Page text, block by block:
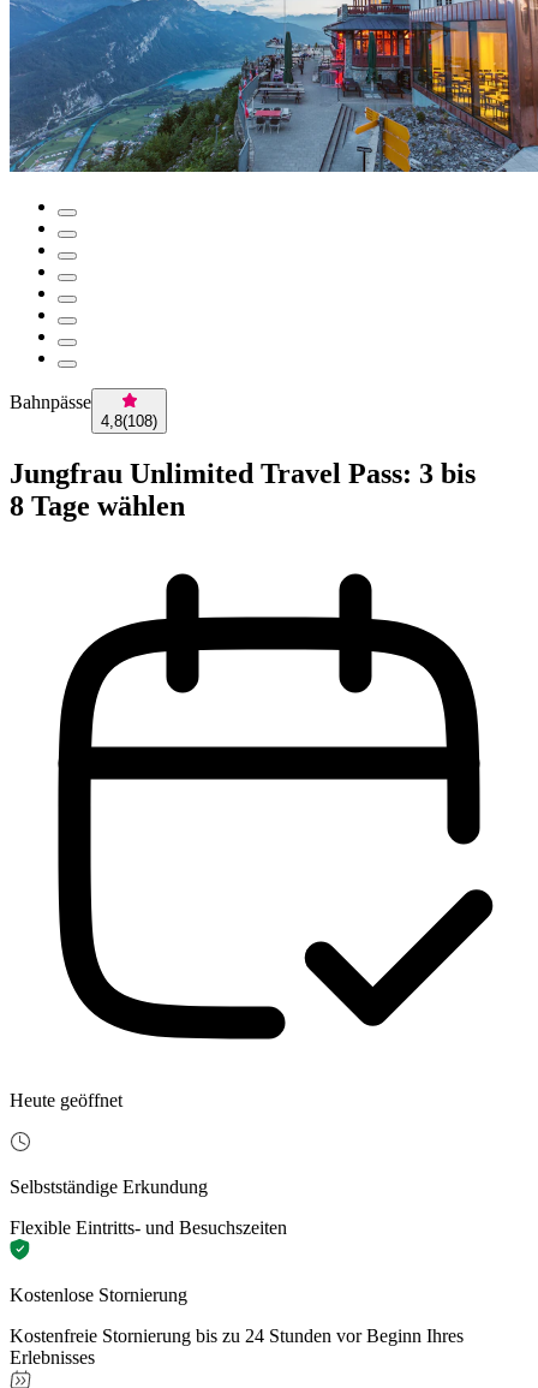
Bahnpässe
4,8(108)
Jungfrau Unlimited Travel Pass: 3 bis
8 Tage wählen
Heute geöffnet
Selbstständige Erkundung
Flexible Eintritts- und Besuchszeiten
Kostenlose Stornierung
Kostenfreie Stornierung bis zu 24 Stunden vor Beginn Ihres
Erlebnisses